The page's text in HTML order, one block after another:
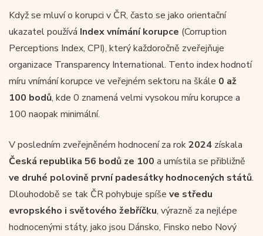
Když se mluví o korupci v ČR, často se jako orientační
ukazatel používá Index vnímání korupce (Corruption
Perceptions Index, CPI), který každoročně zveřejňuje
organizace Transparency International. Tento index hodnotí
míru vnímání korupce ve veřejném sektoru na škále 0 až
100 bodů, kde 0 znamená velmi vysokou míru korupce a
100 naopak minimální.
V posledním zveřejněném hodnocení za rok2024 získala
Česká republika 56 bodů ze 100 a umístila se přibližně
ve druhé polovině první padesátky hodnocených států.
Dlouhodobě se tak ČR pohybuje spíše ve středu
evropského i světového žebříčku, výrazně za nejlépe
hodnocenými státy, jako jsou Dánsko, Finsko nebo Nový